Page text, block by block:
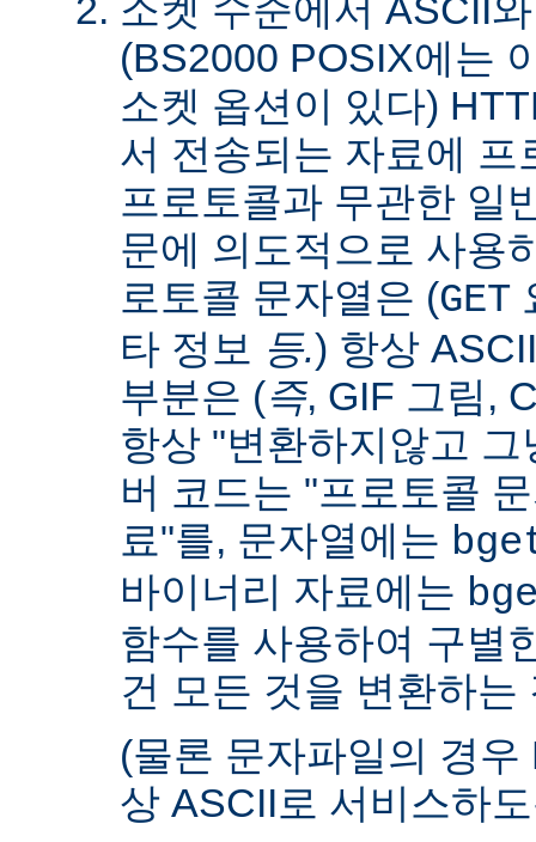
소켓 수준에서 ASCII
(BS2000 POSIX에는
소켓 옵션이 있다)
서 전송되는 자료에
프로토콜과 무관한 일
문에 의도적으로 사용
로토콜 문자열은 (GET
타 정보 등.) 항상
부분은 (즉, GIF 그림,
항상 "변환하지않고
버 코드는 "프로토콜
료"를, 문자열에는
바이너리 자료에는
함수를 사용하여 구별
건 모든 것을 변환하
(물론 문자파일의 경
상 ASCII로 서비스하